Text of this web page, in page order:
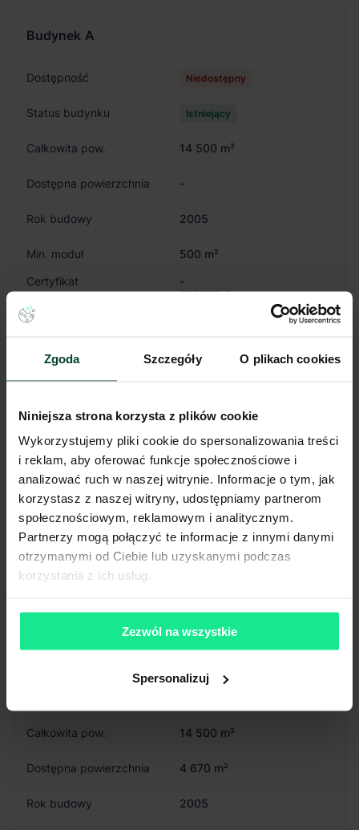
Zgoda Szczegóły O plikach cookies
Niniejsza strona korzysta z plików cookie
Wykorzystujemy pliki cookie do spersonalizowania treści
i reklam, aby oferować funkcje społecznościowe i
analizować ruch w naszej witrynie. Informacje o tym, jak
korzystasz z naszej witryny, udostępniamy partnerom
społecznościowym, reklamowym i analitycznym.
Partnerzy mogą połączyć te informacje z innymi danymi
otrzymanymi od Ciebie lub uzyskanymi podczas
korzystania z ich usług.
Zezwól na wszystkie
Spersonalizuj
Budynek A
Dostępność Niedostępny
Status budynku Istniejący
Całkowita pow. 14 500 m²
Dostępna powierzchnia -
Rok budowy 2005
Min. moduł
500 m²
Certyfikat
-
zgodnie z
zapotrzebowaniem
Wysokość składowania
Nośność posadzki
5 T/m²
Oświetlenie
Świetliki
Tak
Klapy dymowe
Tak
Tryskacze
Tak
Ogrzewanie
Gaz
Brama wjazdowa z poziomu
0
Tak
Pokaż więcej
Całkowita pow. 14 500 m²
Dostępna powierzchnia 4 670 m²
Rok budowy 2005